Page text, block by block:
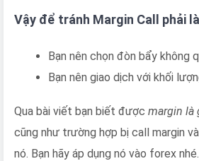
Vậy để tránh Margin Call phải
Bạn nên chọn đòn bẩy không
Bạn nên giao dịch với khối
Qua bài viết bạn biết được margin là
cũng như trường hợp bị call margin
nó. Bạn hãy áp dụng nó vào forex